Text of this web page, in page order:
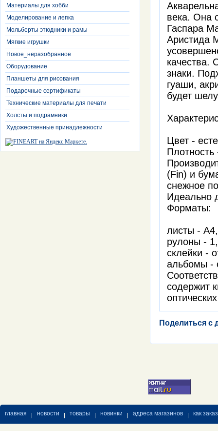
Материалы для хобби
Моделирование и лепка
Мольберты этюдники и рамы
Мягкие игрушки
Новое_неразобранное
Оборудование
Планшеты для рисования
Подарочные сертификаты
Технические материалы для печати
Холсты и подрамники
Художественные принадлежности
века. Она
Гаспара
Аристида
качества.
знаки.
гуаши,
будет
Цвет -
(Fin) и
снежное
Идеально
Форматы:
листы -
рулоны -
склейки -
альбомы -
содержит
Поделиться с
главная новости товары новинки адреса магазинов как